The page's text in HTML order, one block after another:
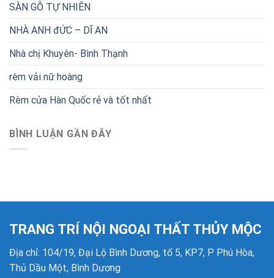
SÀN GỖ TỰ NHIÊN
NHÀ ANH đỨC – DĨ AN
Nhà chị Khuyên- Bình Thạnh
rèm vải nữ hoàng
Rèm cửa Hàn Quốc rẻ và tốt nhất
BÌNH LUẬN GẦN ĐÂY
TRANG TRÍ NỘI NGOẠI THẤT THỦY MỘC
Địa chỉ: 104/19, Đại Lộ Bình Dương, tổ 5, KP7, P Phú Hòa,
Thủ Dầu Một, Bình Dương